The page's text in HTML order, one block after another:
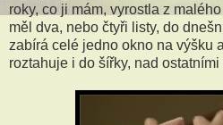
roky, co ji mám, vyrostla z
měl dva, nebo čtyři listy, do
zabírá celé jedno okno na výšku
roztahuje i do šířky, nad